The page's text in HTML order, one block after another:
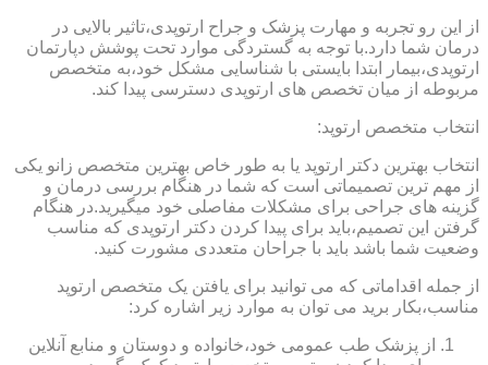
از این رو تجربه و مهارت پزشک و جراح ارتوپدی،تاثیر بالایی در
درمان شما دارد.با توجه به گستردگی موارد تحت پوشش دپارتمان
ارتوپدی،بیمار ابتدا بایستی با شناسایی مشکل خود،به متخصص
مربوطه از میان تخصص های ارتوپدی دسترسی پیدا کند.
انتخاب متخصص ارتوپد:
انتخاب بهترین دکتر ارتوپد یا به طور خاص بهترین متخصص زانو یکی
از مهم ترین تصمیماتی است که شما در هنگام بررسی درمان و
گزینه های جراحی برای مشکلات مفاصلی خود میگیرید.در هنگام
گرفتن این تصمیم،باید برای پیدا کردن دکتر ارتوپدی که مناسب
وضعیت شما باشد باید با جراحان متعددی مشورت کنید.
از جمله اقداماتی که می توانید برای یافتن یک متخصص ارتوپد
مناسب،بکار برید می توان به موارد زیر اشاره کرد:
از پزشک طب عمومی خود،خانواده و دوستان و منابع آنلاین